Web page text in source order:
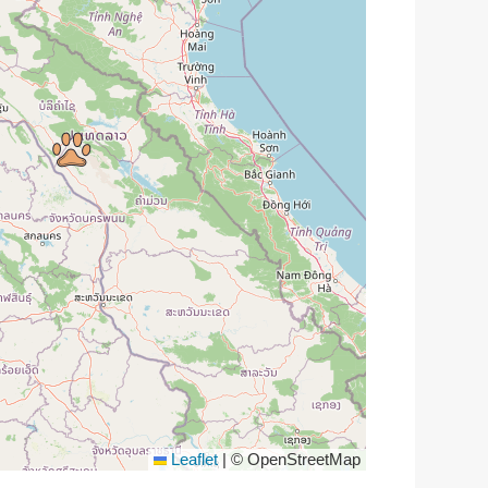
Leaflet | © OpenStreetMap